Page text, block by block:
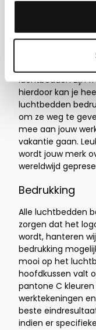
Meer info
luchtbedden zijn
hierdoor kan je
luchtbedden
om ze weg te
mee aan jouw
vakantie gaan.
wordt jouw merk
wereldwijd
Bedrukking
Alle luchtbedden
zorgen dat het
wordt, hanteren
bedrukking
mooi op het
hoofdkussen valt
pantone C
werktekeningen
beste
indien er